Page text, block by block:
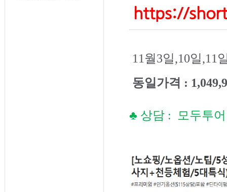
https://
11월3일,10일,11
동일가격 :
♣ 상담 : 모두투